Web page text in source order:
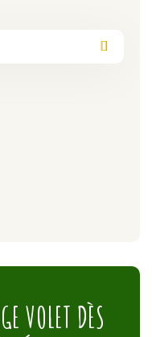
VOLET DÈS